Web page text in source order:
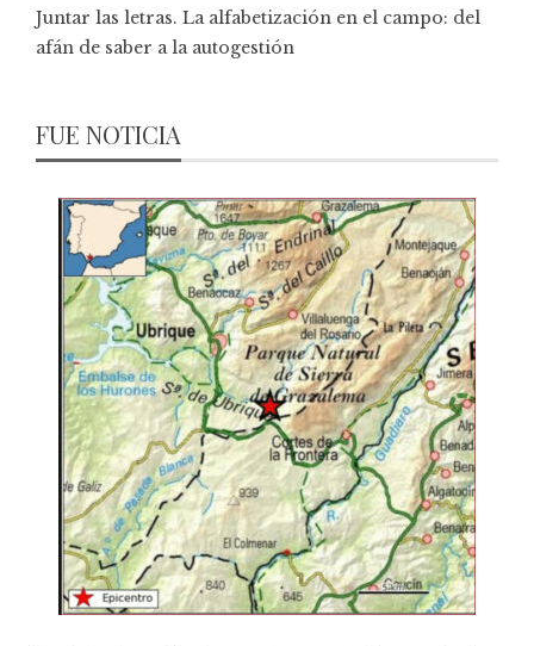
Juntar las letras. La alfabetización en el campo: del
afán de saber a la autogestión
FUE NOTICIA